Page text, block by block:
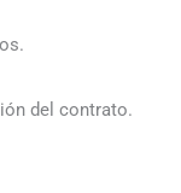
del contrato.